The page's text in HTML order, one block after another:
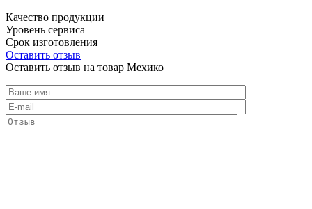
Качество продукции
Уровень сервиса
Срок изготовления
Оставить отзыв
Оставить отзыв на товар Мехико